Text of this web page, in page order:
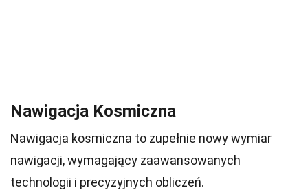
Nawigacja Kosmiczna
Nawigacja kosmiczna to zupełnie nowy wymiar
nawigacji, wymagający zaawansowanych
technologii i precyzyjnych obliczeń.